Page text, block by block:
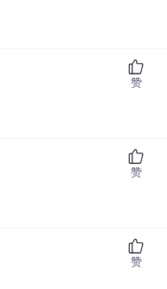
赞
赞
赞